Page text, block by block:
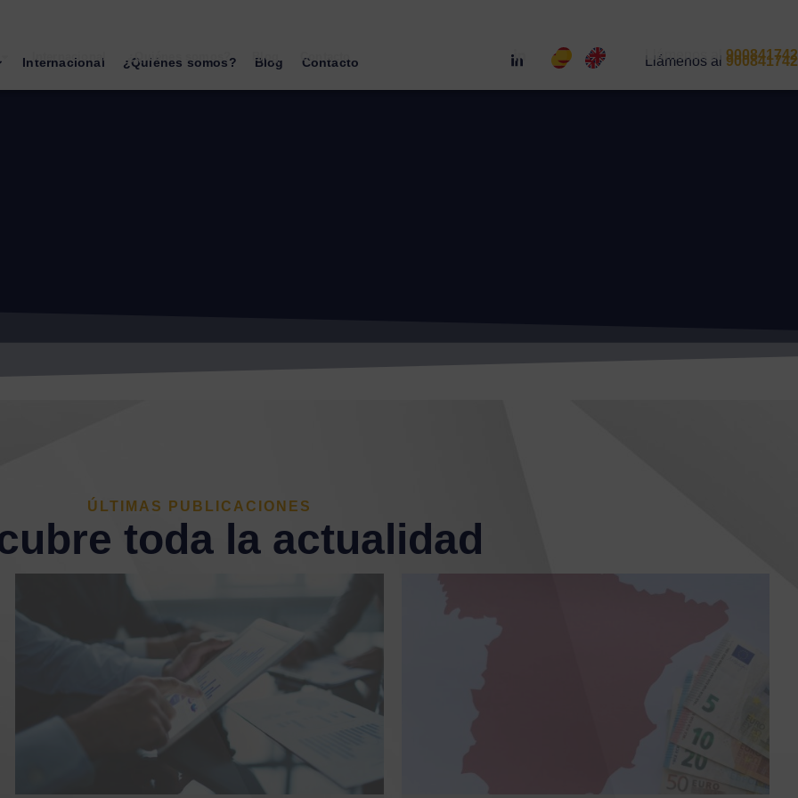
Internacional ¿Quiénes somos? Blog Contacto Llámenos al 900841742
Internacional ¿Quiénes somos? Blog Contacto Llámenos al 900841742
ÚLTIMAS PUBLICACIONES
toda la actualidad